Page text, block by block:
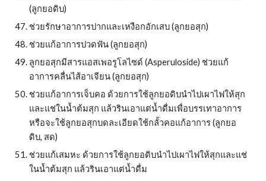
(ลูกยอดิบ)
ช่วยรักษาอาการปากและเหงือกอักเสบ (ลูกยอสุก)
ช่วยแก้อาการปวดฟัน (ลูกยอสุก)
ลูกยอสุกมีสารแอสเพอรูโลไซด์ (Asperuloside) ช่วยแก้
อาการคลื่นไส้อาเจียน (ลูกยอสุก)
ช่วยแก้อาการเจ็บคอ ด้วยการใช้ลูกยอดิบนำไปเผาไฟให้สุก
และแช่ในน้ำต้มสุก แล้วรินเอาแต่น้ำดื่มเพื่อบรรเทาอาการ
หรือจะใช้ลูกยอสุกบดละเอียดใช้กลั้วคอแก้อาการ (ลูกยอ
ดิบ, สด)
ช่วยแก้เสมหะ ด้วยการใช้ลูกยอดิบนำไปเผาไฟให้สุกและแช่
ในน้ำต้มสุก แล้วรินเอาแต่น้ำดื่ม